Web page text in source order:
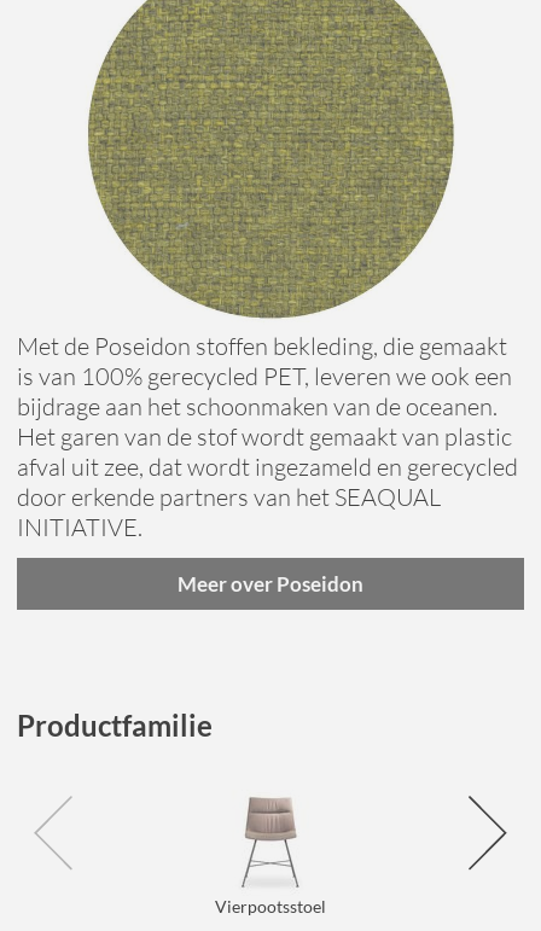
Met de Poseidon stoffen bekleding, die gemaakt
is van 100% gerecycled PET, leveren we ook een
bijdrage aan het schoonmaken van de oceanen.
Het garen van de stof wordt gemaakt van plastic
afval uit zee, dat wordt ingezameld en gerecycled
door erkende partners van het SEAQUAL
INITIATIVE.
Meer over Poseidon
Productfamilie
Vierpootsstoel